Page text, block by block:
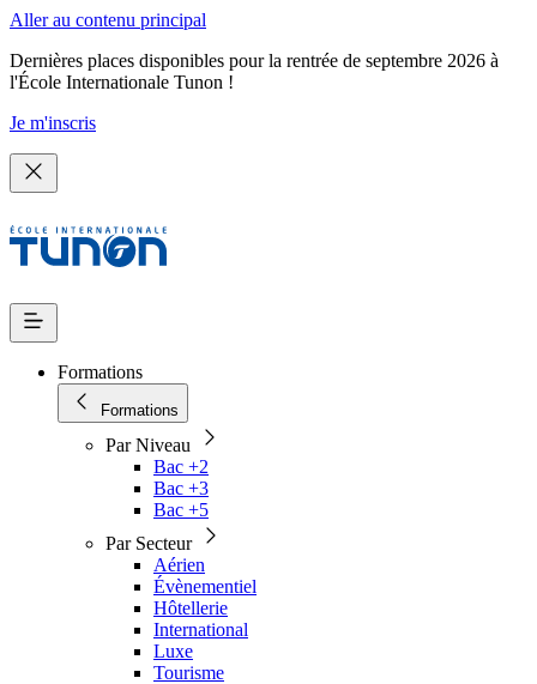
Aller au contenu principal
Dernières places disponibles pour la rentrée de septembre 2026 à
l'École Internationale Tunon !
Je m'inscris
Formations
Formations
Par Niveau
Bac +2
Bac +3
Bac +5
Par Secteur
Aérien
Évènementiel
Hôtellerie
International
Luxe
Tourisme